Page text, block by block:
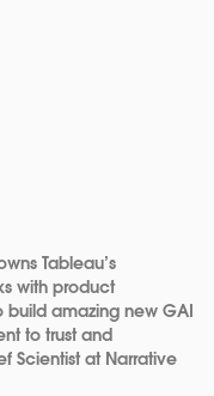
Tableau’s
with product
amazing new GAI
to trust and
Scientist at Narrative